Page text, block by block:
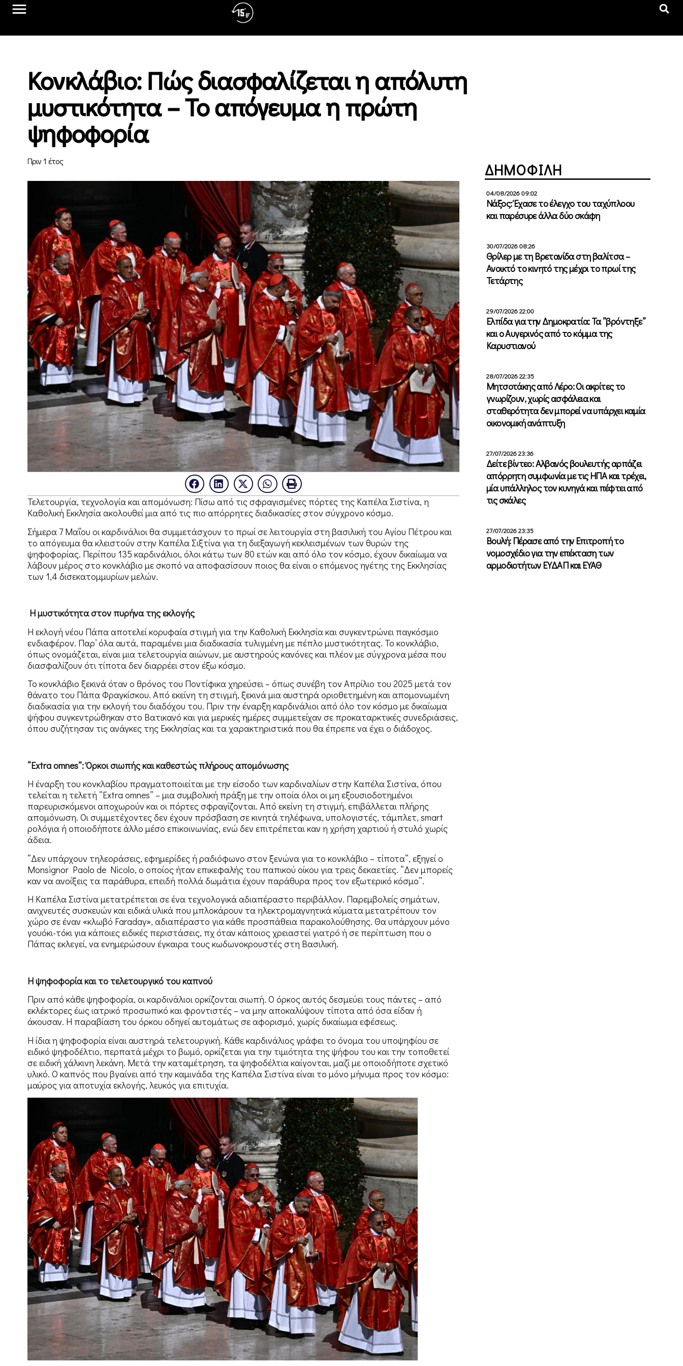
Kονκλάβιο: Πώς διασφαλίζεται η απόλυτη
μυστικότητα – Το απόγευμα η πρώτη
ψηφοφορία
Πριν 1 έτος
Τελετουργία, τεχνολογία και απομόνωση: Πίσω από τις σφραγισμένες πόρτες της Καπέλα Σιστίνα, η
Καθολική Εκκλησία ακολουθεί μια από τις πιο απόρρητες διαδικασίες στον σύγχρονο κόσμο.
Σήμερα 7 Μαΐου οι καρδινάλιοι θα συμμετάσχουν το πρωί σε λειτουργία στη βασιλική του Αγίου Πέτρου και
το απόγευμα θα κλειστούν στην Καπέλα Σιξτίνα για τη διεξαγωγή κεκλεισμένων των θυρών της
ψηφοφορίας. Περίπου 135 καρδινάλιοι, όλοι κάτω των 80 ετών και από όλο τον κόσμο, έχουν δικαίωμα να
λάβουν μέρος στο κονκλάβιο με σκοπό να αποφασίσουν ποιος θα είναι ο επόμενος ηγέτης της Εκκλησίας
των 1,4 δισεκατομμυρίων μελών.
Η μυστικότητα στον πυρήνα της εκλογής
Η εκλογή νέου Πάπα αποτελεί κορυφαία στιγμή για την Καθολική Εκκλησία και συγκεντρώνει παγκόσμιο
ενδιαφέρον. Παρ’ όλα αυτά, παραμένει μια διαδικασία τυλιγμένη με πέπλο μυστικότητας. Το κονκλάβιο,
όπως ονομάζεται, είναι μια τελετουργία αιώνων, με αυστηρούς κανόνες και πλέον με σύγχρονα μέσα που
διασφαλίζουν ότι τίποτα δεν διαρρέει στον έξω κόσμο.
Το κονκλάβιο ξεκινά όταν ο θρόνος του Ποντίφικα χηρεύσει – όπως συνέβη τον Απρίλιο του 2025 μετά τον
θάνατο του Πάπα Φραγκίσκου. Από εκείνη τη στιγμή, ξεκινά μια αυστηρά οριοθετημένη και απομονωμένη
διαδικασία για την εκλογή του διαδόχου του. Πριν την έναρξη καρδινάλιοι από όλο τον κόσμο με δικαίωμα
ψήφου συγκεντρώθηκαν στο Βατικανό και για μερικές ημέρες συμμετείχαν σε προκαταρκτικές συνεδριάσεις,
όπου συζήτησαν τις ανάγκες της Εκκλησίας και τα χαρακτηριστικά που θα έπρεπε να έχει ο διάδοχος.
“Extra omnes”: Όρκοι σιωπής και καθεστώς πλήρους απομόνωσης
Η έναρξη του κονκλαβίου πραγματοποιείται με την είσοδο των καρδιναλίων στην Καπέλα Σιστίνα, όπου
τελείται η τελετή “Extra omnes” – μια συμβολική πράξη με την οποία όλοι οι μη εξουσιοδοτημένοι
παρευρισκόμενοι αποχωρούν και οι πόρτες σφραγίζονται. Από εκείνη τη στιγμή, επιβάλλεται πλήρης
απομόνωση. Οι συμμετέχοντες δεν έχουν πρόσβαση σε κινητά τηλέφωνα, υπολογιστές, τάμπλετ, smart
ρολόγια ή οποιοδήποτε άλλο μέσο επικοινωνίας, ενώ δεν επιτρέπεται καν η χρήση χαρτιού ή στυλό χωρίς
άδεια.
“Δεν υπάρχουν τηλεοράσεις, εφημερίδες ή ραδιόφωνο στον ξενώνα για το κονκλάβιο – τίποτα“, εξηγεί ο
Monsignor Paolo de Nicolo, ο οποίος ήταν επικεφαλής του παπικού οίκου για τρεις δεκαετίες. “Δεν μπορείς
καν να ανοίξεις τα παράθυρα, επειδή πολλά δωμάτια έχουν παράθυρα προς τον εξωτερικό κόσμο”.
Η Καπέλα Σιστίνα μετατρέπεται σε ένα τεχνολογικά αδιαπέραστο περιβάλλον. Παρεμβολείς σημάτων,
ανιχνευτές συσκευών και ειδικά υλικά που μπλοκάρουν τα ηλεκτρομαγνητικά κύματα μετατρέπουν τον
χώρο σε έναν «κλωβό Faraday», αδιαπέραστο για κάθε προσπάθεια παρακολούθησης. Θα υπάρχουν μόνο
γουόκι-τόκι για κάποιες ειδικές περιστάσεις, πχ όταν κάποιος χρειαστεί γιατρό ή σε περίπτωση που ο
Πάπας εκλεγεί, να ενημερώσουν έγκαιρα τους κωδωνοκρουστές στη Βασιλική.
Η ψηφοφορία και το τελετουργικό του καπνού
Πριν από κάθε ψηφοφορία, οι καρδινάλιοι ορκίζονται σιωπή. Ο όρκος αυτός δεσμεύει τους πάντες – από
εκλέκτορες έως ιατρικό προσωπικό και φροντιστές – να μην αποκαλύψουν τίποτα από όσα είδαν ή
άκουσαν. Η παραβίαση του όρκου οδηγεί αυτομάτως σε αφορισμό, χωρίς δικαίωμα εφέσεως.
Η ίδια η ψηφοφορία είναι αυστηρά τελετουργική. Κάθε καρδινάλιος γράφει το όνομα του υποψηφίου σε
ειδικό ψηφοδέλτιο, περπατά μέχρι το βωμό, ορκίζεται για την τιμιότητα της ψήφου του και την τοποθετεί
σε ειδική χάλκινη λεκάνη. Μετά την καταμέτρηση, τα ψηφοδέλτια καίγονται, μαζί με οποιοδήποτε σχετικό
υλικό. Ο καπνός που βγαίνει από την καμινάδα της Καπέλα Σιστίνα είναι το μόνο μήνυμα προς τον κόσμο:
μαύρος για αποτυχία εκλογής, λευκός για επιτυχία.
ΔΗΜΟΦΙΛΗ
04/08/2026 09:02
Νάξος: Έχασε το έλεγχο του ταχύπλοου
και παρέσυρε άλλα δύο σκάφη
30/07/2026 08:26
Θρίλερ με τη Βρετανίδα στη βαλίτσα –
Ανοικτό το κινητό της μέχρι το πρωί της
Τετάρτης
29/07/2026 22:00
Ελπίδα για την Δημοκρατία: Τα ”βρόντηξε”
και ο Αυγερινός από το κόμμα της
Καρυστιανού
28/07/2026 22:35
Μητσοτάκης από Λέρο: Οι ακρίτες το
γνωρίζουν, χωρίς ασφάλεια και
σταθερότητα δεν μπορεί να υπάρχει καμία
οικονομική ανάπτυξη
27/07/2026 23:36
Δείτε βίντεο: Αλβανός βουλευτής αρπάζει
απόρρητη συμφωνία με τις ΗΠΑ και τρέχει,
μία υπάλληλος τον κυνηγά και πέφτει από
τις σκάλες
27/07/2026 23:35
Βουλή: Πέρασε από την Επιτροπή το
νομοσχέδιο για την επέκταση των
αρμοδιοτήτων ΕΥΔΑΠ και ΕΥΑΘ